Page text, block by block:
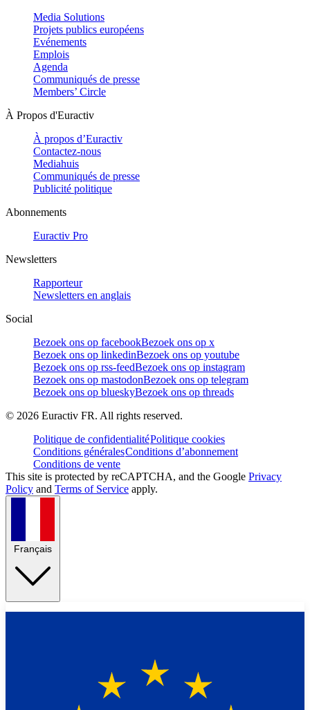
Media Solutions
Projets publics européens
Evénements
Emplois
Agenda
Communiqués de presse
Members’ Circle
À Propos d'Euractiv
À propos d’Euractiv
Contactez-nous
Mediahuis
Communiqués de presse
Publicité politique
Abonnements
Euractiv Pro
Newsletters
Rapporteur
Newsletters en anglais
Social
Bezoek ons op facebookBezoek ons op x
Bezoek ons op linkedinBezoek ons op youtube
Bezoek ons op rss-feedBezoek ons op instagram
Bezoek ons op mastodonBezoek ons op telegram
Bezoek ons op blueskyBezoek ons op threads
© 2026 Euractiv FR. All rights reserved.
Politique de confidentialitéPolitique cookies
Conditions généralesConditions d’abonnement
Conditions de vente
This site is protected by reCAPTCHA, and the Google Privacy
Policy and Terms of Service apply.
Français